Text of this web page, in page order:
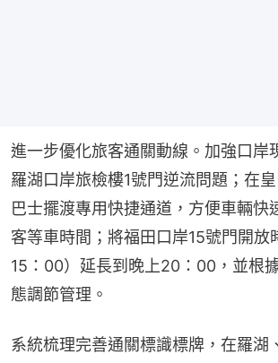
進一步優化旅客通關動線。加強口岸
羅湖口岸旅檢樓1號門逆流問題；在
巴士擺渡專用快捷通道，方便車輛快
客等車時間；將福田口岸15號門開放
15：00）延長到晚上20：00，並根
態調節管理。
系統梳理完善通關標識標牌，在羅湖